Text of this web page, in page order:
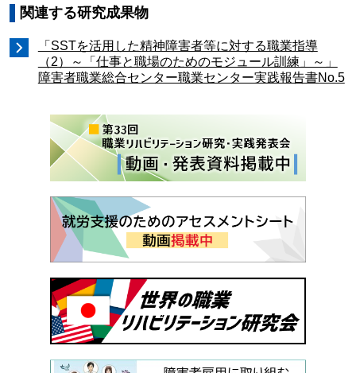
関連する研究成果物
「SSTを活用した精神障害者等に対する職業指導
（2）～「仕事と職場のためのモジュール訓練」～」
障害者職業総合センター職業センター実践報告書No.5